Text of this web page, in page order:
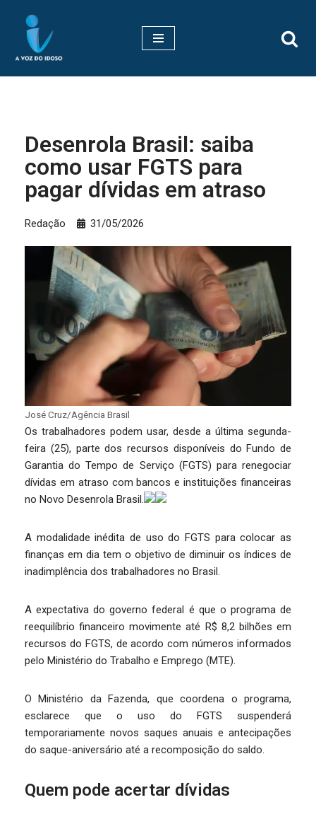
Pular
para
Desenrola Brasil: saiba
como usar FGTS para
pagar dívidas em atraso
Redação 31/05/2026
José Cruz/Agência Brasil
Os trabalhadores podem usar, desde a última segunda-
feira (25), parte dos recursos disponíveis do Fundo de
Garantia do Tempo de Serviço (FGTS) para renegociar
dívidas em atraso com bancos e instituições financeiras
no Novo Desenrola Brasil.
A modalidade inédita de uso do FGTS para colocar as
finanças em dia tem o objetivo de diminuir os índices de
inadimplência dos trabalhadores no Brasil.
A expectativa do governo federal é que o programa de
reequilíbrio financeiro movimente até R$ 8,2 bilhões em
recursos do FGTS, de acordo com números informados
pelo Ministério do Trabalho e Emprego (MTE).
O Ministério da Fazenda, que coordena o programa,
esclarece que o uso do FGTS suspenderá
temporariamente novos saques anuais e antecipações
do saque-aniversário até a recomposição do saldo.
Quem pode acertar dívidas